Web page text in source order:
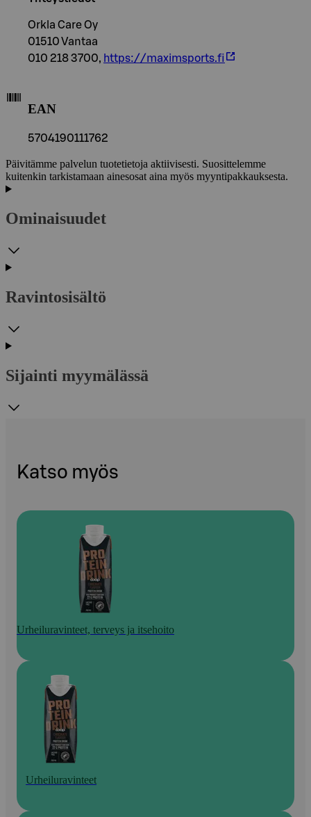
Orkla Care Oy
01510 Vantaa
010 218 3700, https://maximsports.fi
EAN
5704190111762
Päivitämme palvelun tuotetietoja aktiivisesti. Suosittelemme
kuitenkin tarkistamaan ainesosat aina myös myyntipakkauksesta.
Ominaisuudet
Ravintosisältö
Sijainti myymälässä
Katso myös
Urheiluravinteet, terveys ja itsehoito
Urheiluravinteet